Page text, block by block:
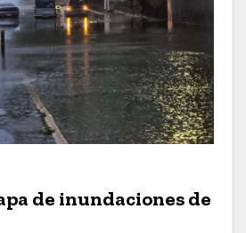
de inundaciones de